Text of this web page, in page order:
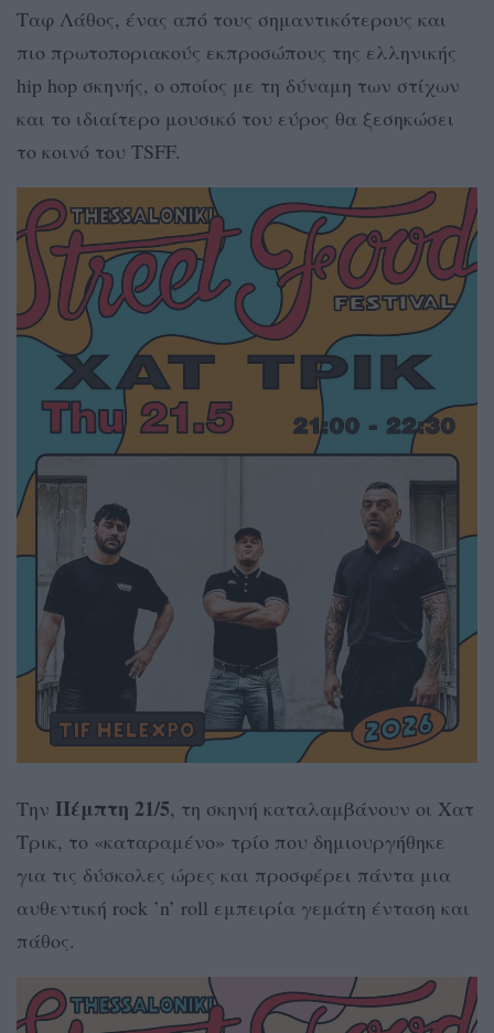
Ταφ Λάθος, ένας από τους σημαντικότερους και
πιο πρωτοποριακούς εκπροσώπους της ελληνικής
hip hop σκηνής, ο οποίος με τη δύναμη των στίχων
και το ιδιαίτερο μουσικό του εύρος θα ξεσηκώσει
το κοινό του TSFF.
Την Πέμπτη 21/5, τη σκηνή καταλαμβάνουν οι Χατ
Τρικ, το «καταραμένο» τρίο που δημιουργήθηκε
για τις δύσκολες ώρες και προσφέρει πάντα μια
αυθεντική rock ’n’ roll εμπειρία γεμάτη ένταση και
πάθος.